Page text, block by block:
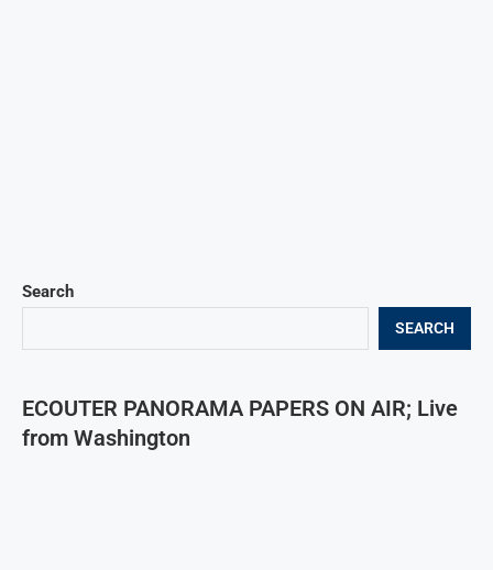
Search
SEARCH
ECOUTER PANORAMA PAPERS ON AIR; Live
from Washington